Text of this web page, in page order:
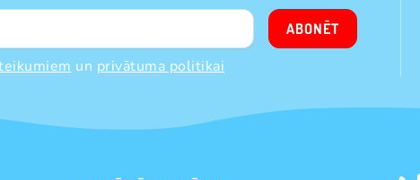
un privātuma politikai
ABONĒT